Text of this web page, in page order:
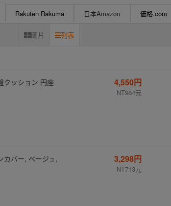
Rakuten Rakuma 日本Amazon 価格.com
圖片 列表
クッション 円座
4,550円
NT984元
カバー, ベージュ,
3,298円
NT713元